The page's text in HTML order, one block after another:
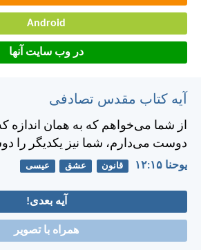
Android
در وب سایت آنها
آیه کتاب مقدس تصادفی
از شما می‌خواهم كه به همان اندازه
دوست می‌دارم، شما نيز يكديگر را
يوحنا ۱۵:‏۱۲ قانون عشق عیسی
آیه بعدی!
همراه با تصویر